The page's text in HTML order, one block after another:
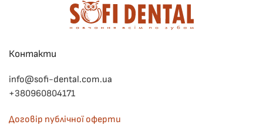
Контакти
info@sofi-dental.com.ua
+380960804171
Договір публічної оферти